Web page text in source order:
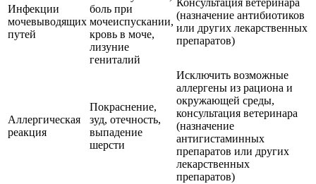
Инфекции
мочевыводящих
путей
боль при
мочеиспускании,
кровь в моче,
лизуние
гениталий
Консультация ветеринара
(назначение антибиотиков
или других лекарственных
препаратов)
Аллергическая
реакция
Покраснение,
зуд, отечность,
выпадение
шерсти
Исключить возможные
аллергены из рациона и
окружающей среды,
консультация ветеринара
(назначение
антигистаминных
препаратов или других
лекарственных
препаратов)